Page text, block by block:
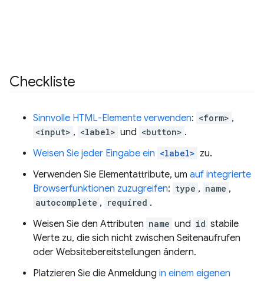
Checkliste
Sinnvolle HTML-Elemente verwenden: <form> ,
<input> , <label> und <button> .
Weisen Sie jeder Eingabe ein <label> zu.
Verwenden Sie Elementattribute, um auf integrierte
Browserfunktionen zuzugreifen: type , name ,
autocomplete , required .
Weisen Sie den Attributen name und id stabile
Werte zu, die sich nicht zwischen Seitenaufrufen
oder Websitebereitstellungen ändern.
Platzieren Sie die Anmeldung in einem eigenen